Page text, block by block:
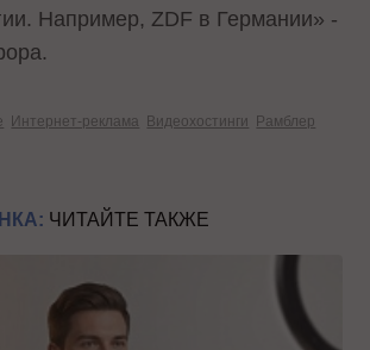
Например, ZDF в Германии» -
Интернет-реклама Видеохостинги Рамблер
ЧИТАЙТЕ ТАКЖЕ